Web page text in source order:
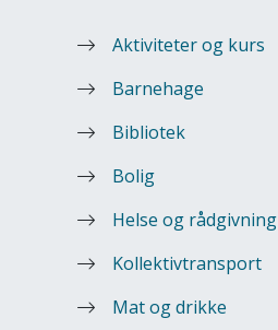
Aktiviteter og kurs
Barnehage
Bibliotek
Bolig
Helse og rådgivning
Kollektivtransport
Mat og drikke